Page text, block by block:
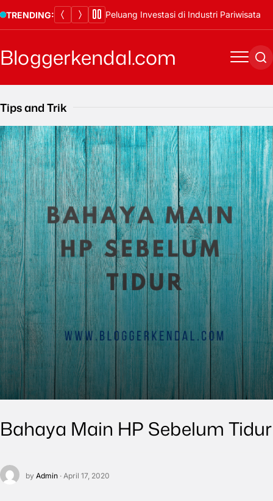
to
TRENDING: Peluang Investasi di Industri Pariwisata
Bloggerkendal.com Menu
Tips and Trik
Bahaya Main HP Sebelum Tidur
by Admin · April 17, 2020